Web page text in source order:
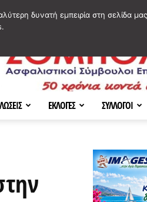
ΕΚΛΟΓΕΣ ΣΥΛΛΟΓΟΙ
δυνατή εμπειρία στη σελίδα